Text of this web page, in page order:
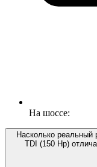
На шоссе:
Насколько реальный
TDI (150 Hp)